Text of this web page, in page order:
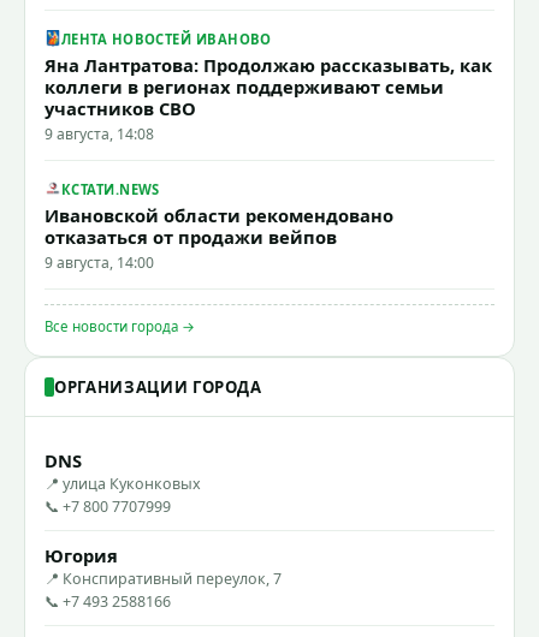
ЛЕНТА НОВОСТЕЙ ИВАНОВО
Яна Лантратова: Продолжаю рассказывать, как
коллеги в регионах поддерживают семьи
участников СВО
9 августа, 14:08
КСТАТИ.NEWS
Ивановской области рекомендовано
отказаться от продажи вейпов
9 августа, 14:00
Все новости города →
ОРГАНИЗАЦИИ ГОРОДА
DNS
📍 улица Куконковых
📞 +7 800 7707999
Югория
📍 Конспиративный переулок, 7
📞 +7 493 2588166